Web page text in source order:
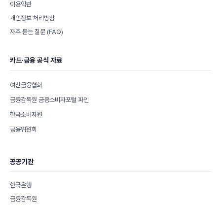
이용약관
개인정보 처리방침
자주 묻는 질문 (FAQ)
카드·금융 공식 자료
여신금융협회
금융감독원 금융소비자포털 파인
한국소비자원
금융위원회
공공기관
한국은행
금융감독원